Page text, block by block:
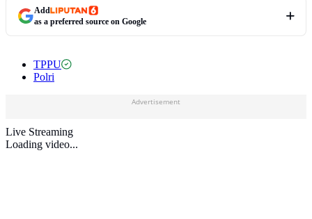
Add
as a preferred source on Google
TPPU
Polri
Advertisement
Live Streaming
Loading video...